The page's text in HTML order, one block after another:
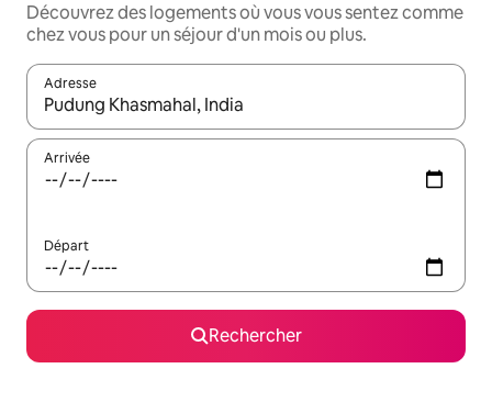
Découvrez des logements où vous vous sentez comme
chez vous pour un séjour d'un mois ou plus.
Adresse
Lorsque les résultats s'affichent, utilisez les flèches vers le
Arrivée
Départ
Rechercher